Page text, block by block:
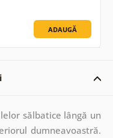
ADAUGĂ
sălbatice lângă un
dumneavoastră.